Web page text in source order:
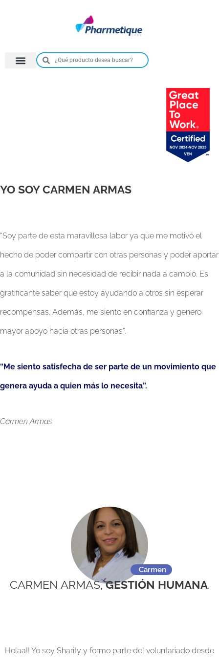
YO SOY CARMEN ARMAS
“Soy parte de esta maravillosa labor ya que me motivó el
hecho de poder compartir con otras personas y poder aportar
a la comunidad sin necesidad de recibir nada a cambio. Es
gratificante saber que estoy ayudando a otros sin esperar
recompensas. Además, me siento en confianza y genero
mayor apoyo hacia otras personas”.
“Me siento satisfecha de ser parte de un movimiento que
genera ayuda a quien más lo necesita”.
Carmen Armas
Carmen
CARMEN ARMAS,GESTIÓN HUMANA.
Holaa!! Yo soy Sharity y formo parte del voluntariado desde